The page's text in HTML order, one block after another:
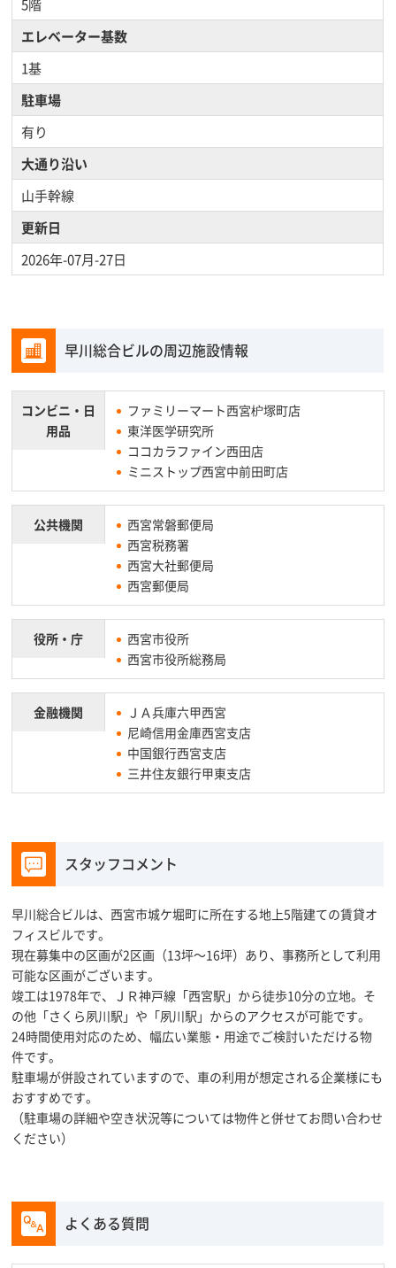
5階
エレベーター基数
1基
駐車場
有り
大通り沿い
山手幹線
更新日
2026年-07月-27日
早川総合ビルの周辺施設情報
コンビニ・ 日
用品
ファミリーマート西宮枦塚町店
東洋医学研究所
ココカラファイン西田店
ミニストップ西宮中前田町店
公共機関
西宮常磐郵便局
西宮税務署
西宮大社郵便局
西宮郵便局
役所・庁
西宮市役所
西宮市役所総務局
金融機関
ＪＡ兵庫六甲西宮
尼崎信用金庫西宮支店
中国銀行西宮支店
三井住友銀行甲東支店
スタッフコメント
早川総合ビルは、西宮市城ケ堀町に所在する地上5階建ての賃貸オ
フィスビルです。
現在募集中の区画が2区画（13坪～16坪）あり、事務所として利用
可能な区画がございます。
竣工は1978年で、ＪＲ神戸線「西宮駅」から徒歩10分の立地。そ
の他「さくら夙川駅」や「夙川駅」からのアクセスが可能です。
24時間使用対応のため、幅広い業態・用途でご検討いただける物
件です。
駐車場が併設されていますので、車の利用が想定される企業様にも
おすすめです。
（駐車場の詳細や空き状況等については物件と併せてお問い合わせ
ください）
よくある質問